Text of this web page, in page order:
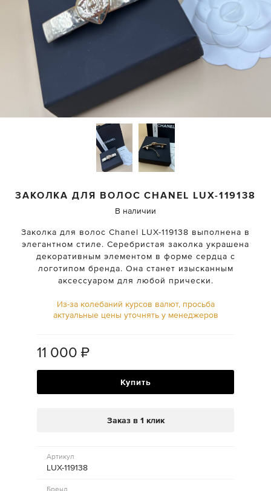
ЗАКОЛКА ДЛЯ ВОЛОСCHANEL LUX-119138
В наличии
Заколка для волос Chanel LUX-119138 выполнена в
элегантном стиле. Серебристая заколка украшена
декоративным элементом в форме сердца с
логотипом бренда. Она станет изысканным
аксессуаром для любой прически.
Из-за колебаний курсов валют, просьба
актуальные цены уточнять у менеджеров
11 000 ₽
Купить
Заказ в 1 клик
Артикул
LUX-119138